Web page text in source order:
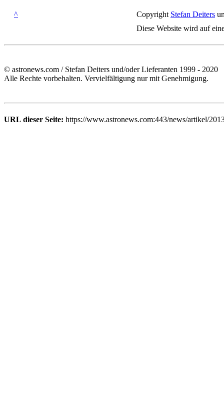
^ Copyright Stefan Deiters
Diese Website wird auf
© astronews.com / Stefan Deiters und/oder Lieferanten 1999 - 2020
Alle Rechte vorbehalten. Vervielfältigung nur mit Genehmigung.
URL dieser Seite: https://www.astronews.com:443/news/artikel/